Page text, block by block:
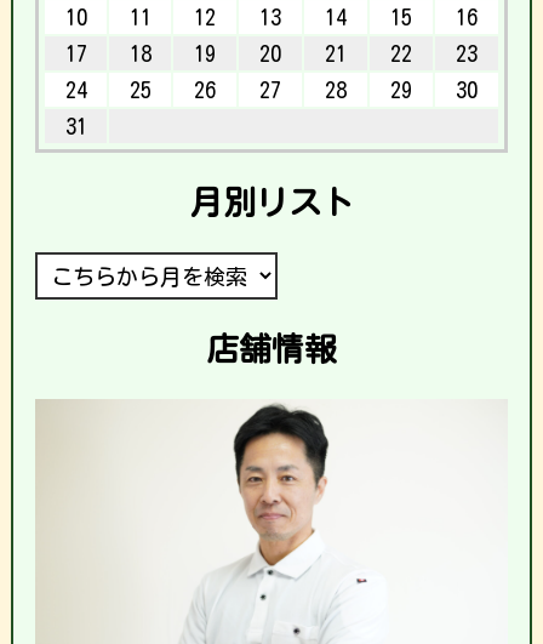
10
11 12 13 14 15
16
17
18 19 20 21 22
23
24
25 26 27 28 29
30
31
月別リスト
店舗情報